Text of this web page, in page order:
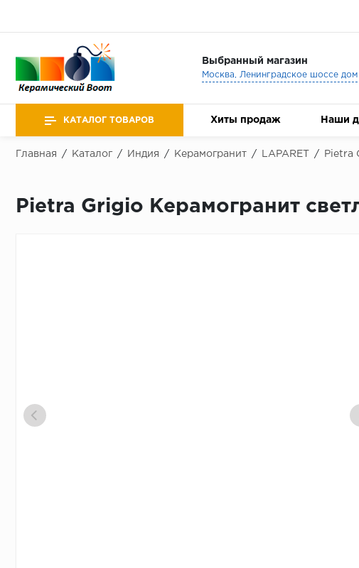
Выбранный магазин
КАТАЛОГ ТОВАРОВ Хиты продаж Наши
Главная / Каталог / Индия / Керамогранит / LAPARET / Pietra
Pietra Grigio Керамогранит